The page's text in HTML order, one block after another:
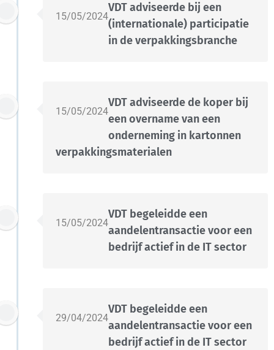
15/05/2024
VDT adviseerde bij een
(internationale) participatie
in de verpakkingsbranche
15/05/2024
VDT adviseerde de koper bij
een overname van een
onderneming in kartonnen
verpakkingsmaterialen
15/05/2024
VDT begeleidde een
aandelentransactie voor een
bedrijf actief in de IT sector
29/04/2024
VDT begeleidde een
aandelentransactie voor een
bedrijf actief in de IT sector